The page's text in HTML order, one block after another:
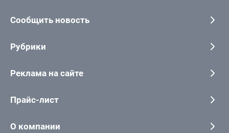
Сообщить новость
Рубрики
Реклама на сайте
Прайс-лист
О компании